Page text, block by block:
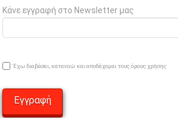
Κάνε εγγραφή στο Newsletter μας
Έχω διαβάσει, κατανοώ και αποδέχομαι τους όρους χρήσης